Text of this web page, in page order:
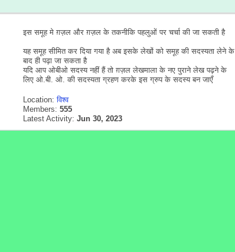
इस समूह मे ग़ज़ल और ग़ज़ल के तकनीकि पहलुओं पर चर्चा की जा सकती है
यह समूह सीमित कर दिया गया है अब इसके लेखों को समूह की सदस्यता लेने के
बाद ही पढ़ा जा सकता है
यदि आप ओबीओ सदस्य नहीं हैं तो ग़ज़ल लेखमाला के नए पुराने लेख पढ़ने के
लिए ओ.बी. ओ. की सदस्यता ग्रहण करके इस ग्रुप के सदस्य बन जाएँ
Location:विश्व
Members: 555
Latest Activity: Jun 30, 2023